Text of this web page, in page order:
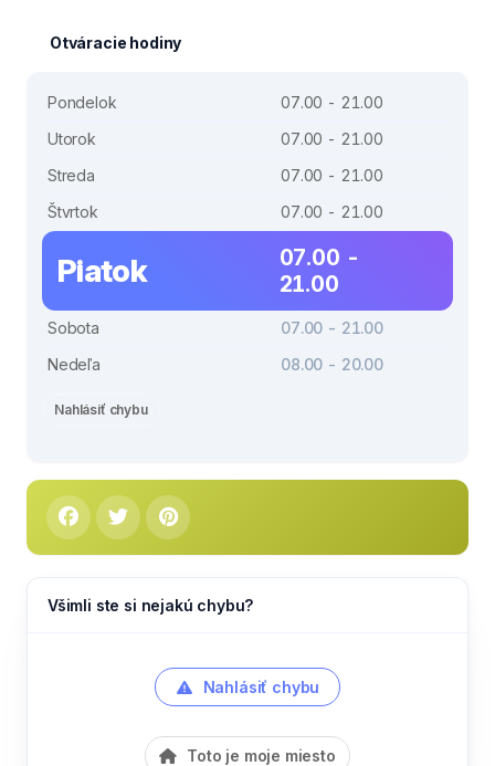
Otváracie hodiny
Pondelok
07.00 - 21.00
Utorok
07.00 - 21.00
Streda
07.00 - 21.00
Štvrtok
07.00 - 21.00
Piatok
07.00 -
21.00
Sobota
07.00 - 21.00
Nedeľa
08.00 - 20.00
Nahlásiť chybu
Všimli ste si nejakú chybu?
Nahlásiť chybu
Toto je moje miesto